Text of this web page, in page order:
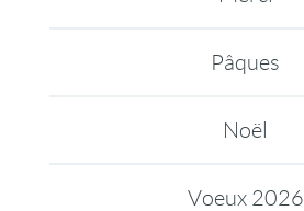
Pâques
Noël
Voeux 2026